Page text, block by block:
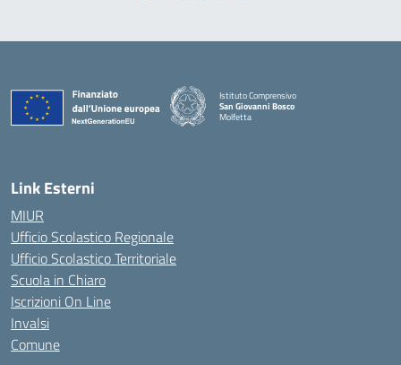
Istituto Comprensivo
San Giovanni Bosco
Molfetta
Link Esterni
MIUR
Ufficio Scolastico Regionale
Ufficio Scolastico Territoriale
Scuola in Chiaro
Iscrizioni On Line
Invalsi
Comune